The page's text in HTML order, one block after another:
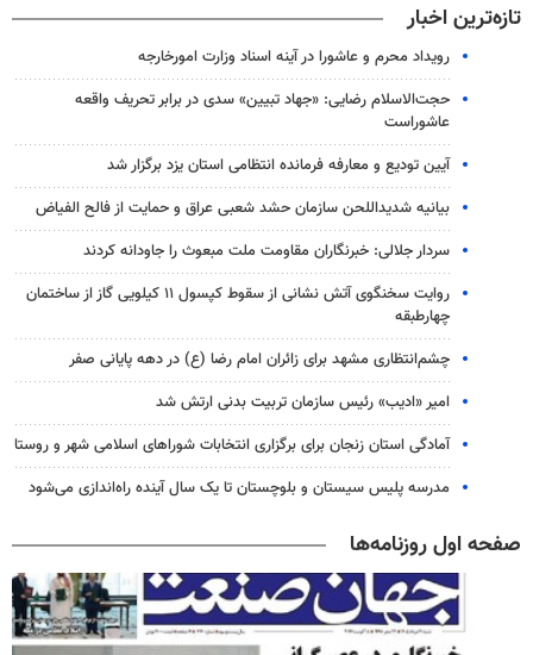
تازه‌ترین اخبار
رویداد محرم و عاشورا در آینه اسناد وزارت امورخارجه
حجت‌الاسلام رضایی: «جهاد تبیین» سدی در برابر تحریف واقعه
عاشوراست
آیین تودیع و معارفه فرمانده انتظامی استان یزد برگزار شد
بیانیه شدیداللحن سازمان حشد شعبی عراق و حمایت از فالح الفیاض
سردار جلالی: خبرنگاران مقاومت ملت مبعوث را جاودانه کردند
روایت سخنگوی آتش نشانی از سقوط کپسول ۱۱ کیلویی گاز از ساختمان
چهارطبقه
چشم‌انتظاری مشهد برای زائران امام رضا (ع) در دهه پایانی صفر
امیر «ادیب» رئیس سازمان تربیت بدنی ارتش شد
آمادگی استان زنجان برای برگزاری انتخابات شوراهای اسلامی شهر و روستا
مدرسه پلیس سیستان و بلوچستان تا یک سال آینده راه‌اندازی می‌شود
صفحه اول روزنامه‌ها